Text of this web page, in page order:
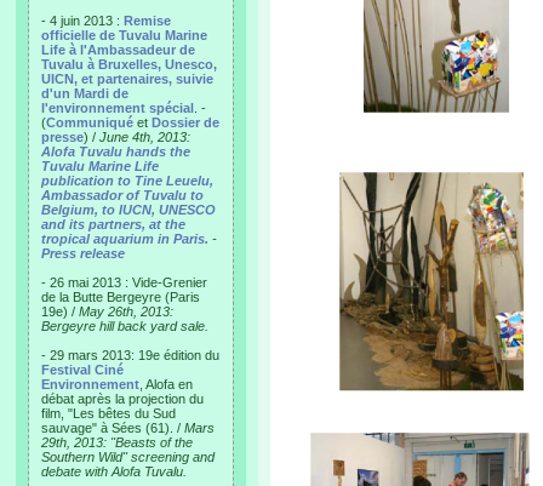
- 4 juin 2013 : Remise
officielle de Tuvalu Marine
Life à l'Ambassadeur de
Tuvalu à Bruxelles, Unesco,
UICN, et partenaires, suivie
d'un Mardi de
l'environnement spécial . -
(Communiqué et Dossier de
presse) / June 4th, 2013:
Alofa Tuvalu hands the
Tuvalu Marine Life
publication to Tine Leuelu,
Ambassador of Tuvalu to
Belgium, to IUCN, UNESCO
and its partners, at the
tropical aquarium in Paris. -
Press release
- 26 mai 2013 : Vide-Grenier
de la Butte Bergeyre (Paris
19e) / May 26th, 2013:
Bergeyre hill back yard sale.
- 29 mars 2013: 19e édition du
Festival Ciné
Environnement , Alofa en
débat après la projection du
film, "Les bêtes du Sud
sauvage" à Sées (61). / Mars
29th, 2013: "Beasts of the
Southern Wild" screening and
debate with Alofa Tuvalu.